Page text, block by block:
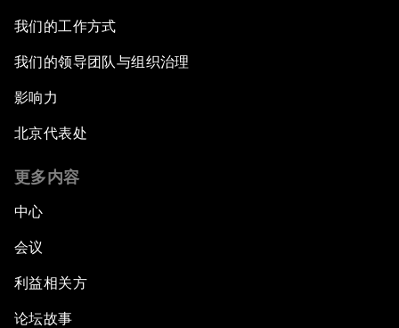
我们的工作方式
我们的领导团队与组织治理
影响力
北京代表处
更多内容
中心
会议
利益相关方
论坛故事